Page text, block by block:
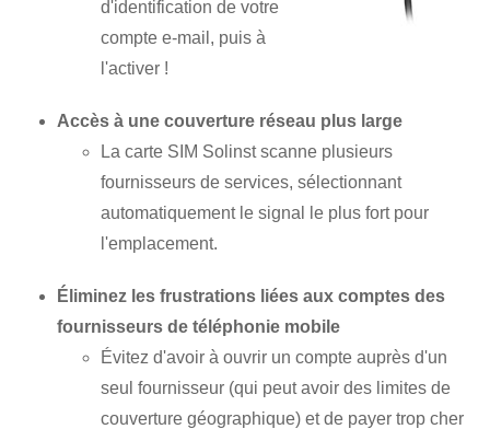
d'identification de votre
compte e-mail, puis à
l'activer !
Accès à une couverture réseau plus large
La carte SIM Solinst scanne plusieurs
fournisseurs de services, sélectionnant
automatiquement le signal le plus fort pour
l'emplacement.
Éliminez les frustrations liées aux comptes des
fournisseurs de téléphonie mobile
Évitez d'avoir à ouvrir un compte auprès d'un
seul fournisseur (qui peut avoir des limites de
couverture géographique) et de payer trop cher